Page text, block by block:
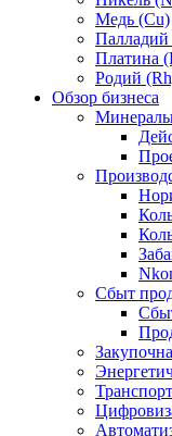
Медь (Cu)
Палладий
Платина
Родий
Обзор бизнеса
Сбыт